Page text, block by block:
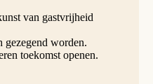
van gastvrijheid
gezegend worden.
toekomst openen.